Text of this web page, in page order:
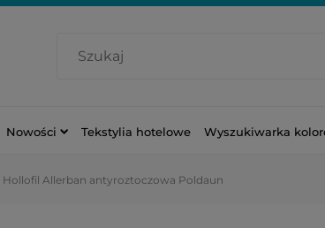
Nowości Tekstylia hotelowe Wyszukiwarka
Hollofil Allerban antyroztoczowa Poldaun